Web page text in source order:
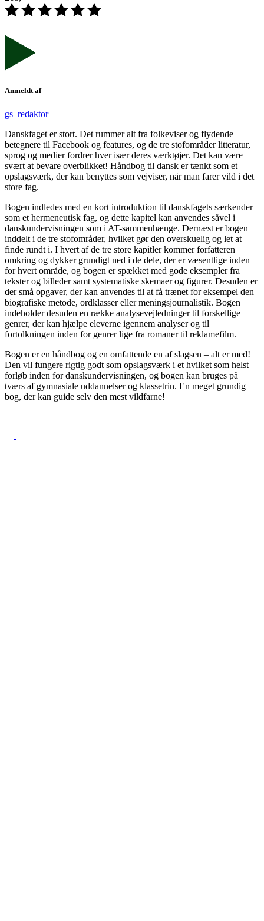
Anmeldt af_
gs_redaktor
Danskfaget er stort. Det rummer alt fra folkeviser og flydende
betegnere til Facebook og features, og de tre stofområder litteratur,
sprog og medier fordrer hver især deres værktøjer. Det kan være
svært at bevare overblikket! Håndbog til dansk er tænkt som et
opslagsværk, der kan benyttes som vejviser, når man farer vild i det
store fag.
Bogen indledes med en kort introduktion til danskfagets særkender
som et hermeneutisk fag, og dette kapitel kan anvendes såvel i
danskundervisningen som i AT-sammenhænge. Dernæst er bogen
inddelt i de tre stofområder, hvilket gør den overskuelig og let at
finde rundt i. I hvert af de tre store kapitler kommer forfatteren
omkring og dykker grundigt ned i de dele, der er væsentlige inden
for hvert område, og bogen er spækket med gode eksempler fra
tekster og billeder samt systematiske skemaer og figurer. Desuden er
der små opgaver, der kan anvendes til at få trænet for eksempel den
biografiske metode, ordklasser eller meningsjournalistik. Bogen
indeholder desuden en række analysevejledninger til forskellige
genrer, der kan hjælpe eleverne igennem analyser og til
fortolkningen inden for genrer lige fra romaner til reklamefilm.
Bogen er en håndbog og en omfattende en af slagsen – alt er med!
Den vil fungere rigtig godt som opslagsværk i et hvilket som helst
forløb inden for danskundervisningen, og bogen kan bruges på
tværs af gymnasiale uddannelser og klassetrin. En meget grundig
bog, der kan guide selv den mest vildfarne!